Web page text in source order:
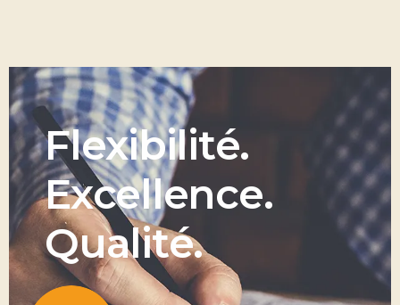
Flexibilité.
Excellence.
Qualité.